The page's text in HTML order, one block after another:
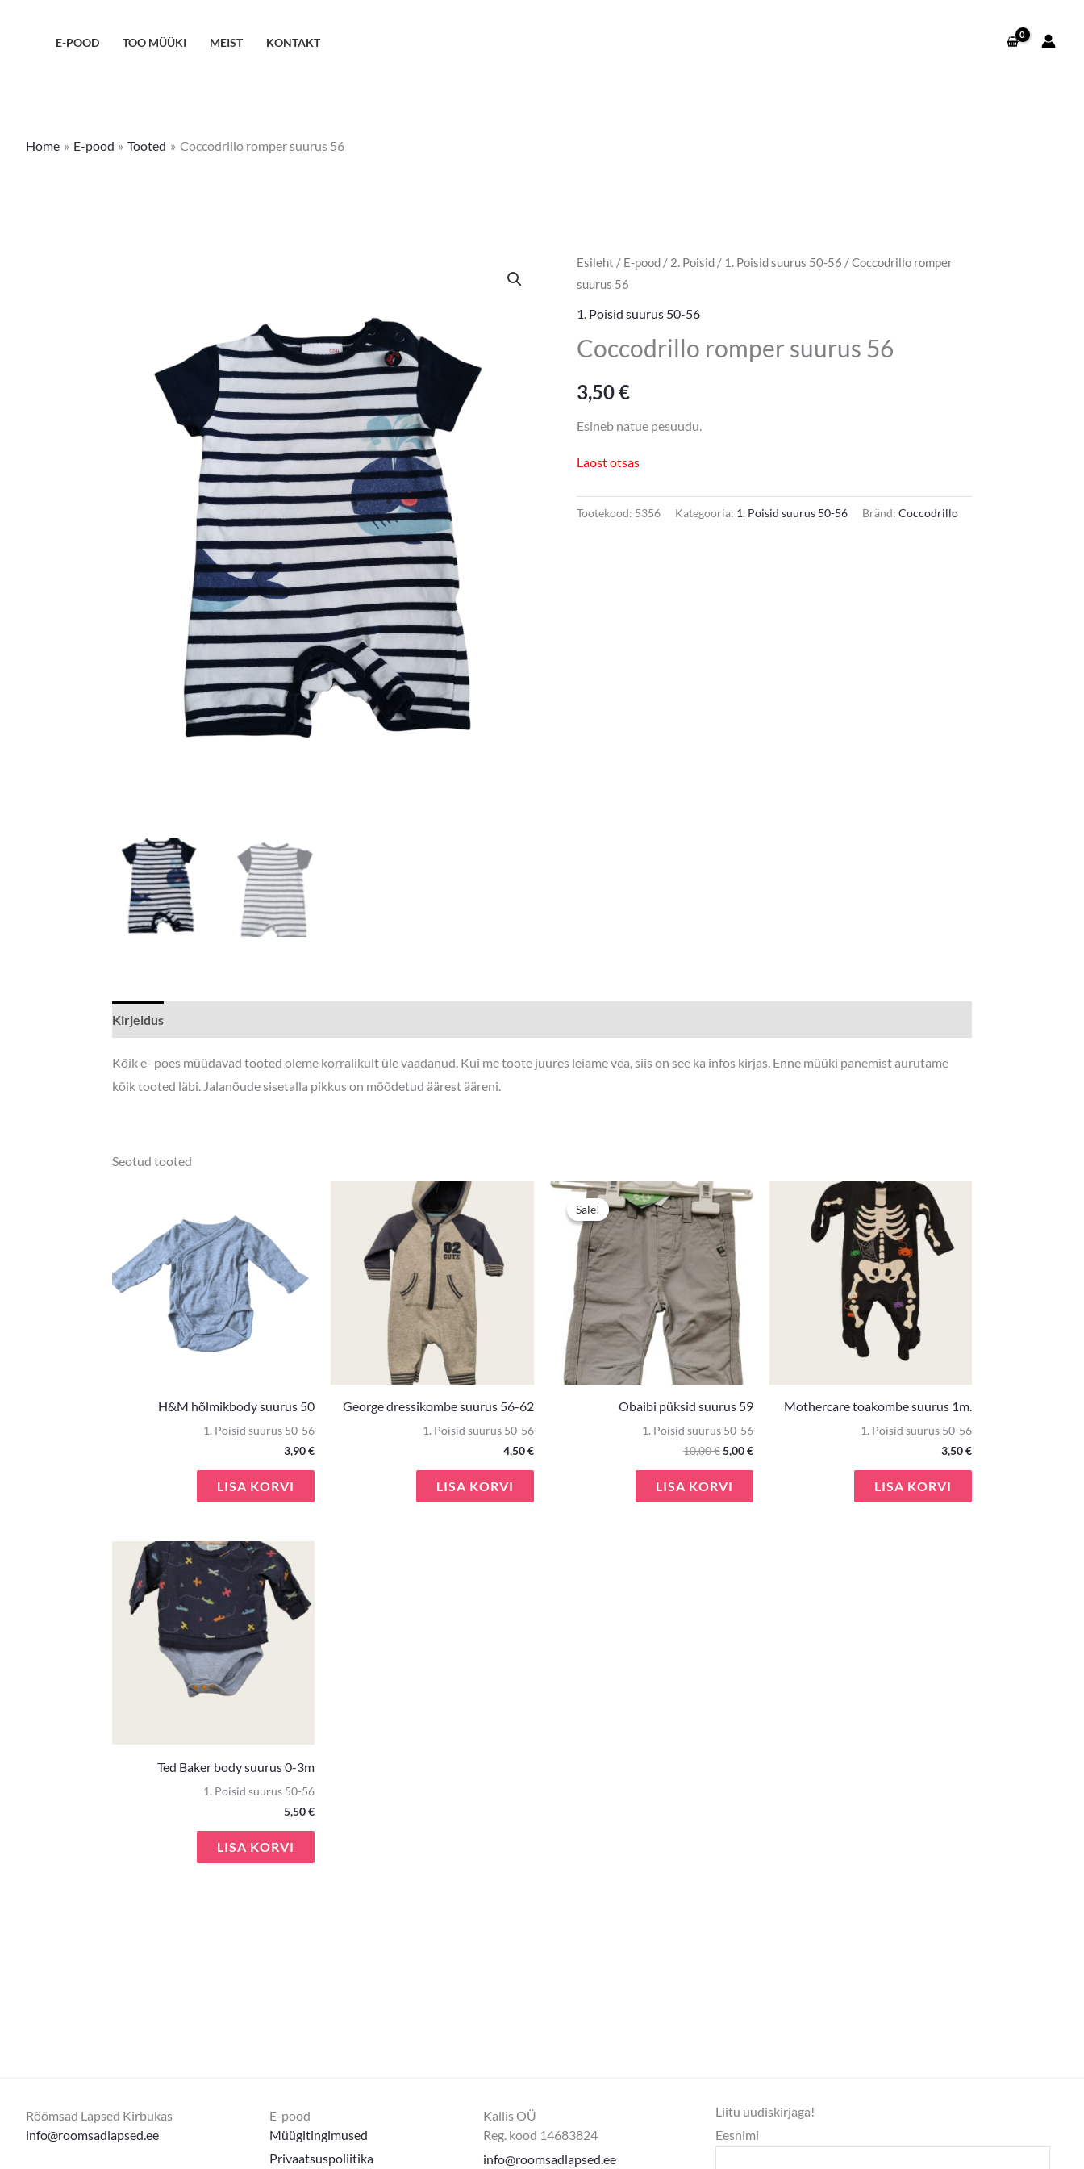
E-POOD TOO MÜÜKI MEIST KONTAKT
Home E-pood Tooted Coccodrillo romper suurus 56
Esileht / E-pood/ 2. Poisid/ 1. Poisid suurus 50-56 / Coccodrillo romper
suurus 56
1. Poisid suurus 50-56
Coccodrillo romper suurus 56
3,50€
Esineb natue pesuudu.
Laost otsas
Tootekood: 5356 Kategooria: 1. Poisid suurus 50-56 Bränd: Coccodrillo
Kirjeldus
Kõik e- poes müüdavad tooted oleme korralikult üle vaadanud. Kui me toote juures leiame vea, siis on see ka infos kirjas. Enne müüki panemist aurutame
kõik tooted läbi. Jalanõude sisetalla pikkus on mõõdetud äärest ääreni.
Seotud tooted
H&M hõlmikbody suurus 50
1. Poisid suurus 50-56
3,90€
LISA KORVI
George dressikombe suurus 56-62
1. Poisid suurus 50-56
4,50€
LISA KORVI
Sale!
Sale!
Obaibi püksid suurus 59
1. Poisid suurus 50-56
10,00€
Algne
hind
oli:
10,00 €.
5,00€
hind
LISA KORVI
Mothercare toakombe suurus 1m.
1. Poisid suurus 50-56
3,50€
LISA KORVI
Ted Baker body suurus 0-3m
1. Poisid suurus 50-56
5,50€
LISA KORVI
Rõõmsad Lapsed Kirbukas
info@roomsadlapsed.ee
E-pood
Müügitingimused
Privaatsuspoliitika
Kallis OÜ
Reg. kood 14683824
info@roomsadlapsed.ee
Liitu uudiskirjaga!
Eesnimi